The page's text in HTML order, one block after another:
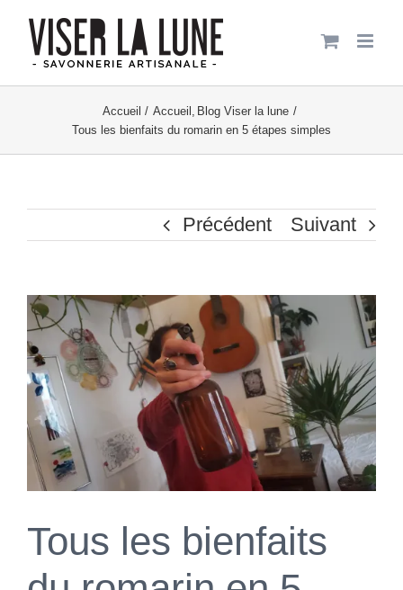
Passer
contenu
Accueil Accueil Blog Viser la lune
Tous les bienfaits du romarin en 5 étapes simples
Précédent Suivant
Voir
l'image
agrandie
Tous les bienfaits